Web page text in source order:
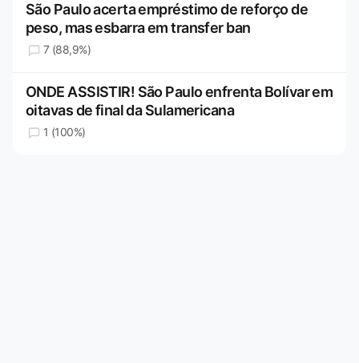
São Paulo acerta empréstimo de reforço de
peso, mas esbarra em transfer ban
7 (88,9%)
ONDE ASSISTIR! São Paulo enfrenta Bolívar em
oitavas de final da Sulamericana
1 (100%)